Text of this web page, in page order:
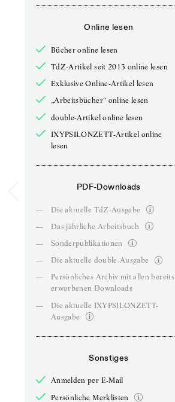
Online lesen
Bücher online lesen
TdZ-Artikel seit 2013 online lesen
Exklusive Online-Artikel lesen
„Arbeitsbücher“ online lesen
double-Artikel online lesen
IXYPSILONZETT-Artikel online
lesen
PDF-Downloads
—
Die aktuelle TdZ-Ausgabe
—
Das jährliche Arbeitsbuch
—
Sonderpublikationen
—
Die aktuelle double-Ausgabe
—
Persönliches Archiv mit allen bereits
erworbenen Downloads
—
Die aktuelle IXYPSILONZETT-
Ausgabe
Sonstiges
Anmelden per E-Mail
Persönliche Merklisten